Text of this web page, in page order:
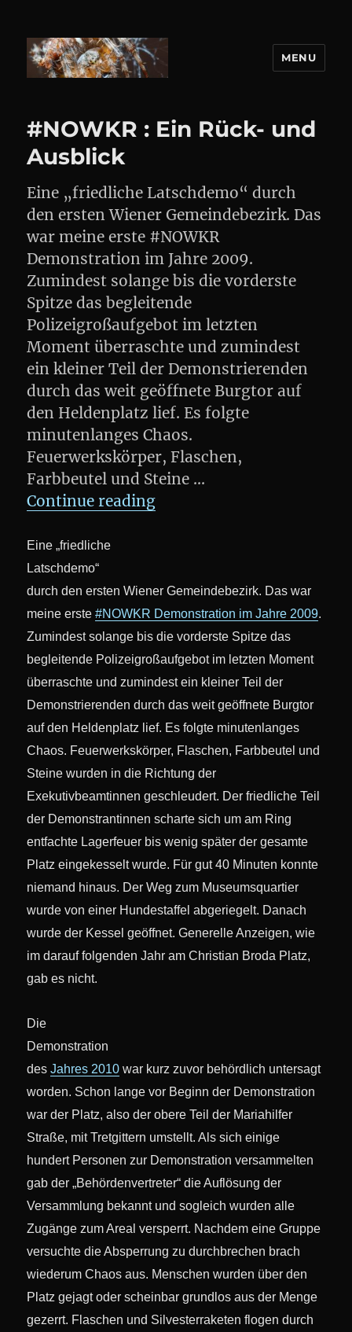
MENU
#NOWKR : Ein Rück- und
Ausblick
Eine „friedliche Latschdemo“ durch
den ersten Wiener Gemeindebezirk. Das
war meine erste #NOWKR
Demonstration im Jahre 2009.
Zumindest solange bis die vorderste
Spitze das begleitende
Polizeigroßaufgebot im letzten
Moment überraschte und zumindest
ein kleiner Teil der Demonstrierenden
durch das weit geöffnete Burgtor auf
den Heldenplatz lief. Es folgte
minutenlanges Chaos.
Feuerwerkskörper, Flaschen,
Farbbeutel und Steine …
Continue reading„#NOWKR : Ein Rück-
Eine „friedliche
Latschdemo“
durch den ersten Wiener Gemeindebezirk. Das war
meine erste#NOWKR Demonstration im Jahre 2009.
Zumindest solange bis die vorderste Spitze das
begleitende Polizeigroßaufgebot im letzten Moment
überraschte und zumindest ein kleiner Teil der
Demonstrierenden durch das weit geöffnete Burgtor
auf den Heldenplatz lief. Es folgte minutenlanges
Chaos. Feuerwerkskörper, Flaschen, Farbbeutel und
Steine wurden in die Richtung der
Exekutivbeamtinnen geschleudert. Der friedliche Teil
der Demonstrantinnen scharte sich um am Ring
entfachte Lagerfeuer bis wenig später der gesamte
Platz eingekesselt wurde. Für gut 40 Minuten konnte
niemand hinaus. Der Weg zum Museumsquartier
wurde von einer Hundestaffel abgeriegelt. Danach
wurde der Kessel geöffnet. Generelle Anzeigen, wie
im darauf folgenden Jahr am Christian Broda Platz,
gab es nicht.
Die
Demonstration
desJahres 2010 war kurz zuvor behördlich untersagt
worden. Schon lange vor Beginn der Demonstration
war der Platz, also der obere Teil der Mariahilfer
Straße, mit Tretgittern umstellt. Als sich einige
hundert Personen zur Demonstration versammelten
gab der „Behördenvertreter“ die Auflösung der
Versammlung bekannt und sogleich wurden alle
Zugänge zum Areal versperrt. Nachdem eine Gruppe
versuchte die Absperrung zu durchbrechen brach
wiederum Chaos aus. Menschen wurden über den
Platz gejagt oder scheinbar grundlos aus der Menge
gezerrt. Flaschen und Silvesterraketen flogen durch